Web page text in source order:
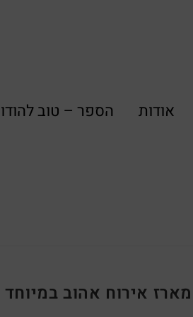
אודות הספר – טוב
מארז אירוח אהוב במיוחד